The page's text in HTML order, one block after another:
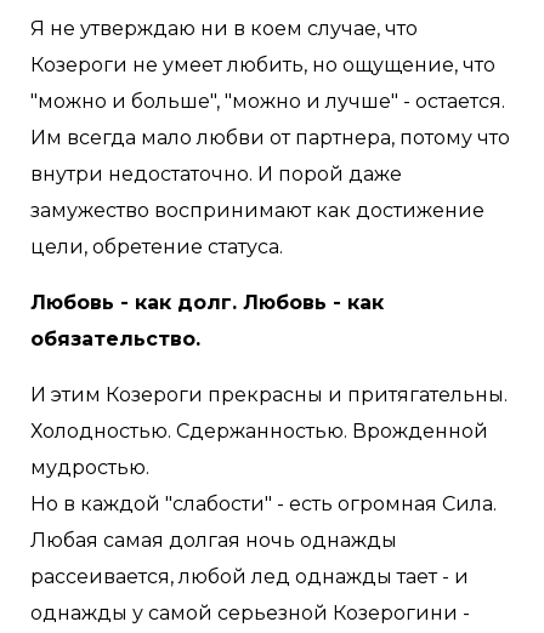
Я не утверждаю ни в коем случае, что
Козероги не умеет любить, но ощущение, что
"можно и больше", "можно и лучше" - остается.
Им всегда мало любви от партнера, потому что
внутри недостаточно. И порой даже
замужество воспринимают как достижение
цели, обретение статуса.
Любовь - как долг. Любовь - как
обязательство.
И этим Козероги прекрасны и притягательны.
Холодностью. Сдержанностью. Врожденной
мудростью.
Но в каждой "слабости" - есть огромная Сила.
Любая самая долгая ночь однажды
рассеивается, любой лед однажды тает - и
однажды у самой серьезной Козерогини -